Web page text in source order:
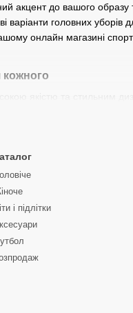
акцент до вашого
варіанти головних уборів
онлайн магазині
звернути увагу на
тільки якісні
до вовни та флісу для
в різних розмірах,
від ваших
одягу Europa Sport
і підлітки